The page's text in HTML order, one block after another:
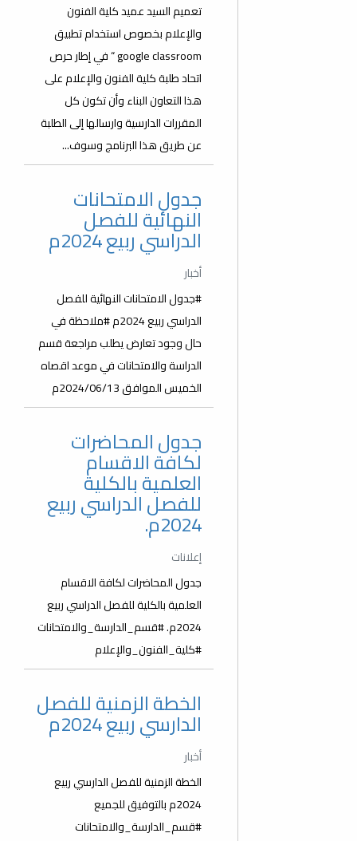
تعميم السيد عميد كلية الفنون
والإعلام بخصوص استخدام تطبيق
google classroom “ في إطار حرص
اتحاد طلبة كلية الفنون والإعلام على
هذا التعاون البناء وأن تكون كل
المقررات الدارسية وارسالها إلى الطلبة
عن طريق هذا البرنامج وسوف...
جدول الامتحانات
النهائية للفصل
الدراسي ربيع 2024م
أخبار
#جدول الامتحانات النهائية للفصل
الدراسي ربيع 2024م #ملاحظة في
حال وجود تعارض يطلب مراجعة قسم
الدراسة والامتحانات في موعد اقصاه
الخميس الموافق 2024/06/13م
جدول المحاضرات
لكافة الاقسام
العلمية بالكلية
للفصل الدراسي ربيع
2024م.
إعلانات
جدول المحاضرات لكافة الاقسام
العلمية بالكلية للفصل الدراسي ربيع
2024م. #قسم_الدارسة_والامتحانات
#كلية_الفنون_والإعلام
الخطة الزمنية للفصل
الدارسي ربيع 2024م
أخبار
الخطة الزمنية للفصل الدارسي ربيع
2024م بالتوفيق للجميع
#قسم_الدارسة_والامتحانات